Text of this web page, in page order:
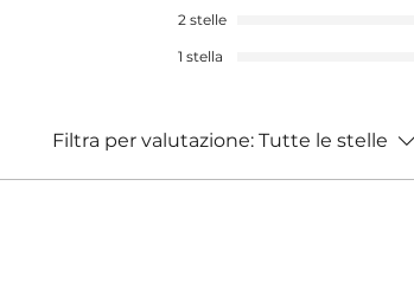
2 stelle
1 stella
Filtra per valutazione: Tutte le stelle